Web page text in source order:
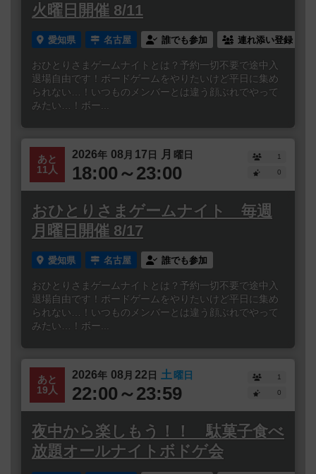
火曜日開催 8/11
愛知県 名古屋 誰でも参加 連れ添い登録
おひとりさまゲームナイトとは？予約一切不要で途中入
退場自由です！ボードゲームをやりたいけど平日に集め
られない…！いつものメンバーとは違う顔ぶれでやって
みたい…！ボー...
あと
11人
2026年 08 月 17日 月 曜日
18:00～23:00
1
0
おひとりさまゲームナイト 毎週
月曜日開催 8/17
愛知県 名古屋 誰でも参加
おひとりさまゲームナイトとは？予約一切不要で途中入
退場自由です！ボードゲームをやりたいけど平日に集め
られない…！いつものメンバーとは違う顔ぶれでやって
みたい…！ボー...
あと
19人
2026年 08 月 22日 土曜日
22:00～23:59
1
0
夜中から楽しもう！！ 駄菓子食べ
放題オールナイトボドゲ会